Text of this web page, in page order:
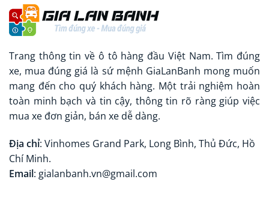
Trang thông tin về ô tô hàng đầu Việt Nam. Tìm đúng
xe, mua đúng giá là sứ mệnh GiaLanBanh mong muốn
mang đến cho quý khách hàng. Một trải nghiệm hoàn
toàn minh bạch và tin cậy, thông tin rõ ràng giúp việc
mua xe đơn giản, bán xe dễ dàng.
Địa chỉ: Vinhomes Grand Park, Long Bình, Thủ Đức, Hồ
Chí Minh.
Email: gialanbanh.vn@gmail.com